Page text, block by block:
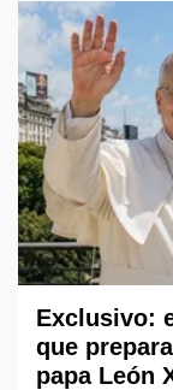
Exclusivo:
que
papa León